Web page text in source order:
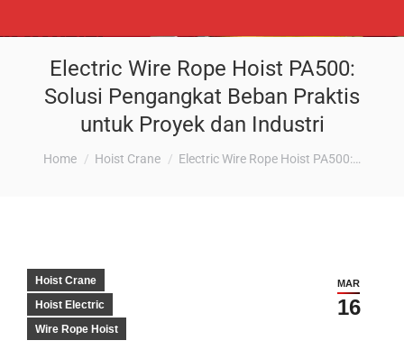
Electric Wire Rope Hoist PA500:
Solusi Pengangkat Beban Praktis
untuk Proyek dan Industri
Home Hoist Crane Electric Wire Rope Hoist PA500:…
MAR
16
Hoist Crane
Hoist Electric
Wire Rope Hoist